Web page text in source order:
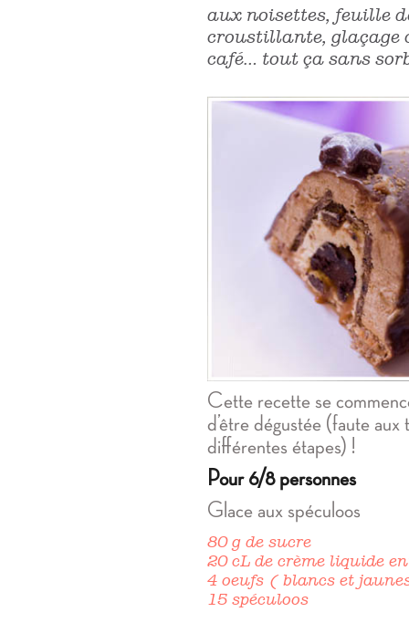
aux noisettes, feuille
croustillante, glaçage
café… tout ça sans
Cette recette se
d’être dégustée (faute
différentes étapes) !
Pour 6/8 personnes
Glace aux spéculoos
80 g de sucre
20 cL de crème liquide
4 oeufs ( blancs et
15 spéculoos